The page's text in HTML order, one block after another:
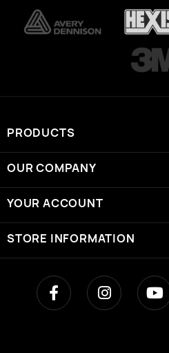
PRODUCTS
OUR COMPANY
YOUR ACCOUNT
STORE INFORMATION